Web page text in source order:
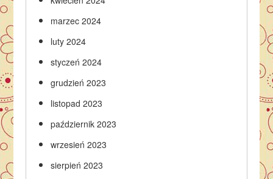
marzec 2024
luty 2024
styczeń 2024
grudzień 2023
listopad 2023
październik 2023
wrzesień 2023
sierpień 2023